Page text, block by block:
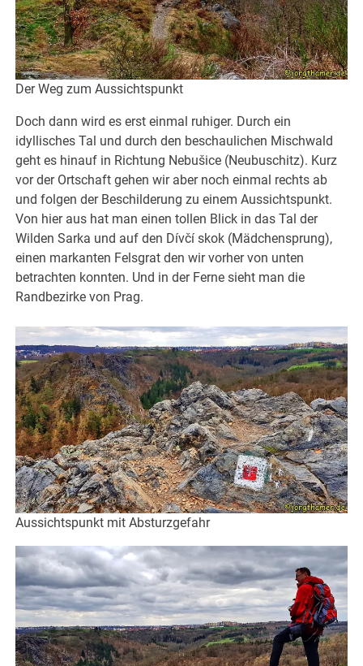
Der Weg zum Aussichtspunkt
Doch dann wird es erst einmal ruhiger. Durch ein
idyllisches Tal und durch den beschaulichen Mischwald
geht es hinauf in Richtung Nebušice (Neubuschitz). Kurz
vor der Ortschaft gehen wir aber noch einmal rechts ab
und folgen der Beschilderung zu einem Aussichtspunkt.
Von hier aus hat man einen tollen Blick in das Tal der
Wilden Sarka und auf den Dívčí skok (Mädchensprung),
einen markanten Felsgrat den wir vorher von unten
betrachten konnten. Und in der Ferne sieht man die
Randbezirke von Prag.
Aussichtspunkt mit Absturzgefahr